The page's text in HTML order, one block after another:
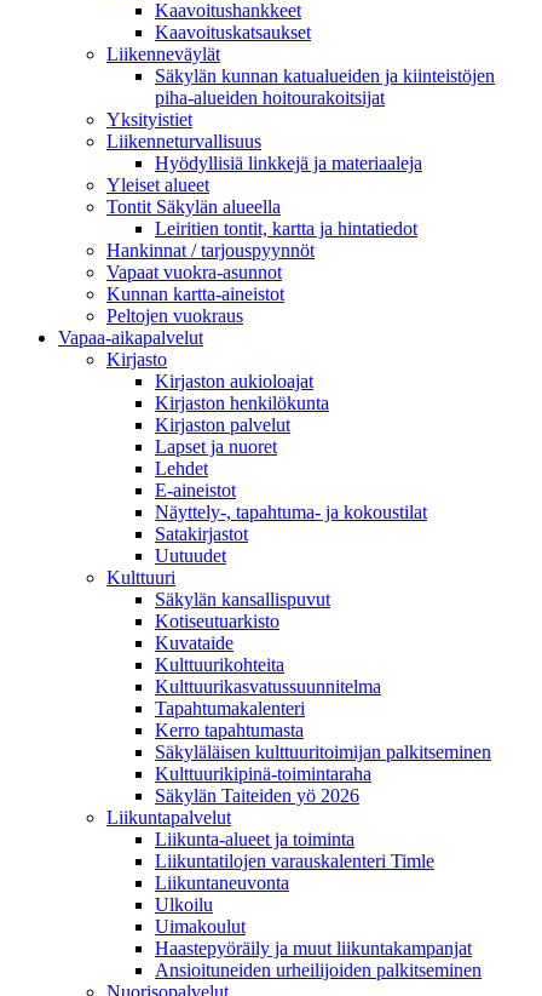
Kaavoitushankkeet
Kaavoituskatsaukset
Liikenneväylät
Säkylän kunnan katualueiden ja kiinteistöjen
piha-alueiden hoitourakoitsijat
Yksityistiet
Liikenneturvallisuus
Hyödyllisiä linkkejä ja materiaaleja
Yleiset alueet
Tontit Säkylän alueella
Leiritien tontit, kartta ja hintatiedot
Hankinnat / tarjouspyynnöt
Vapaat vuokra-asunnot
Kunnan kartta-aineistot
Peltojen vuokraus
Vapaa-aika­palvelut
Kirjasto
Kirjaston aukioloajat
Kirjaston henkilökunta
Kirjaston palvelut
Lapset ja nuoret
Lehdet
E-aineistot
Näyttely-, tapahtuma- ja kokoustilat
Satakirjastot
Uutuudet
Kulttuuri
Säkylän kansallispuvut
Kotiseutuarkisto
Kuvataide
Kulttuurikohteita
Kulttuurikasvatussuunnitelma
Tapahtumakalenteri
Kerro tapahtumasta
Säkyläläisen kulttuuritoimijan palkitseminen
Kulttuurikipinä-toimintaraha
Säkylän Taiteiden yö 2026
Liikuntapalvelut
Liikunta-alueet ja toiminta
Liikuntatilojen varauskalenteri Timle
Liikuntaneuvonta
Ulkoilu
Uimakoulut
Haastepyöräily ja muut liikuntakampanjat
Ansioituneiden urheilijoiden palkitseminen
Nuorisopalvelut